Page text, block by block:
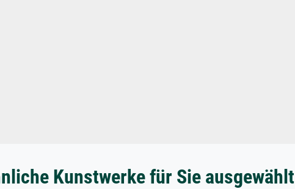
Kunstwerke für Sie ausgewählt